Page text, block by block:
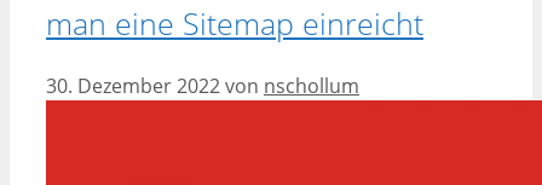
man eine Sitemap einreicht
30. Dezember 2022von nschollum